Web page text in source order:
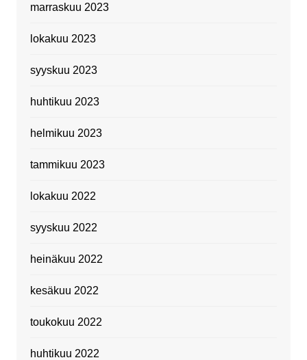
marraskuu 2023
lokakuu 2023
syyskuu 2023
huhtikuu 2023
helmikuu 2023
tammikuu 2023
lokakuu 2022
syyskuu 2022
heinäkuu 2022
kesäkuu 2022
toukokuu 2022
huhtikuu 2022